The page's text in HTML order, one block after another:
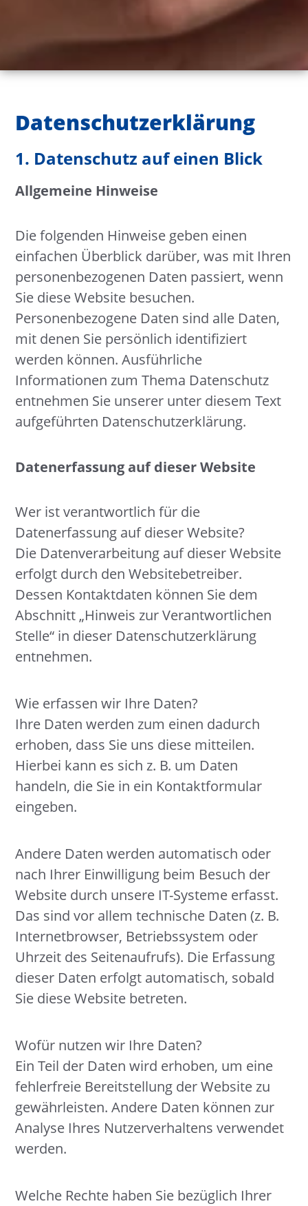
Datenschutz­erklärung
1. Datenschutz auf einen Blick
Allgemeine Hinweise
Die folgenden Hinweise geben einen
einfachen Überblick darüber, was mit Ihren
personenbezogenen Daten passiert, wenn
Sie diese Website besuchen.
Personenbezogene Daten sind alle Daten,
mit denen Sie persönlich identifiziert
werden können. Ausführliche
Informationen zum Thema Datenschutz
entnehmen Sie unserer unter diesem Text
aufgeführten Datenschutzerklärung.
Datenerfassung auf dieser Website
Wer ist verantwortlich für die
Datenerfassung auf dieser Website?
Die Datenverarbeitung auf dieser Website
erfolgt durch den Websitebetreiber.
Dessen Kontaktdaten können Sie dem
Abschnitt „Hinweis zur Verantwortlichen
Stelle“ in dieser Datenschutzerklärung
entnehmen.
Wie erfassen wir Ihre Daten?
Ihre Daten werden zum einen dadurch
erhoben, dass Sie uns diese mitteilen.
Hierbei kann es sich z. B. um Daten
handeln, die Sie in ein Kontaktformular
eingeben.
Andere Daten werden automatisch oder
nach Ihrer Einwilligung beim Besuch der
Website durch unsere IT-Systeme erfasst.
Das sind vor allem technische Daten (z. B.
Internetbrowser, Betriebssystem oder
Uhrzeit des Seitenaufrufs). Die Erfassung
dieser Daten erfolgt automatisch, sobald
Sie diese Website betreten.
Wofür nutzen wir Ihre Daten?
Ein Teil der Daten wird erhoben, um eine
fehlerfreie Bereitstellung der Website zu
gewährleisten. Andere Daten können zur
Analyse Ihres Nutzerverhaltens verwendet
werden.
Welche Rechte haben Sie bezüglich Ihrer